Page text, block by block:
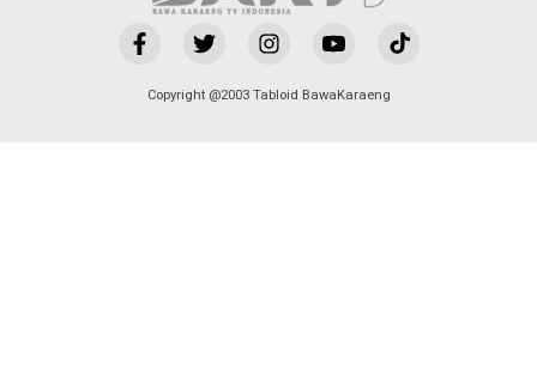
Copyright @2003 Tabloid BawaKaraeng